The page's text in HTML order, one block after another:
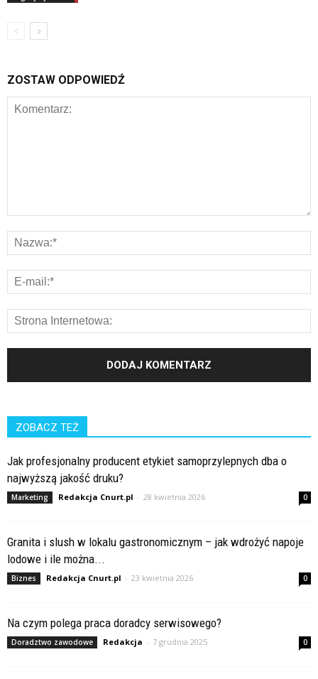
ZOSTAW ODPOWIEDŹ
ZOBACZ TEŻ
Jak profesjonalny producent etykiet samoprzylepnych dba o
najwyższą jakość druku?
Marketing Redakcja Cnurt.pl - 28 kwietnia 2026 0
Granita i slush w lokalu gastronomicznym – jak wdrożyć napoje
lodowe i ile można...
Biznes Redakcja Cnurt.pl - 23 kwietnia 2026 0
Na czym polega praca doradcy serwisowego?
Doradztwo zawodowe Redakcja - 7 grudnia 2025 0